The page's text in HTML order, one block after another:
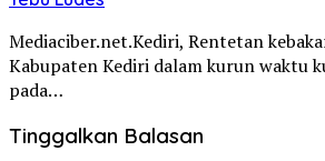
Mediaciber.net.Kediri, Rentetan
Kabupaten Kediri dalam kurun waktu
pada…
Tinggalkan Balasan